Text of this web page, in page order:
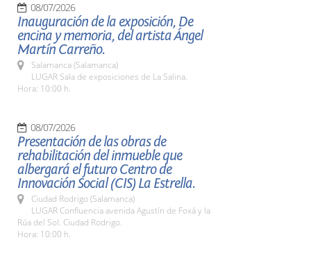
08/07/2026
Inauguración de la exposición, De
encina y memoria, del artista Ángel
Martín Carreño.
Salamanca (Salamanca)
LUGAR Sala de exposiciones de La Salina.
Hora: 10:00 h.
08/07/2026
Presentación de las obras de
rehabilitación del inmueble que
albergará el futuro Centro de
Innovación Social (CIS) La Estrella.
Ciudad Rodrigo (Salamanca)
LUGAR Confluencia avenida Agustín de Foxá y la
Rúa del Sol. Ciudad Rodrigo.
Hora: 10:00 h.